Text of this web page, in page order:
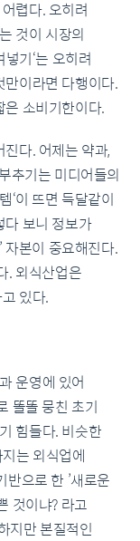
렵다. 오히려
것이 시장의
기‘는 오히려
만이라면 다행이다.
소비기한이다.
다. 어제는 약과,
추기는 미디어들의
‘이 뜨면 득달같이
다 보니 정보가
자본이 중요해진다.
. 외식산업은
있다.
운영에 있어
똘똘 뭉친 초기
힘들다. 비슷한
는 외식업에
으로 한 ’새로운
것이냐? 라고
지만 본질적인